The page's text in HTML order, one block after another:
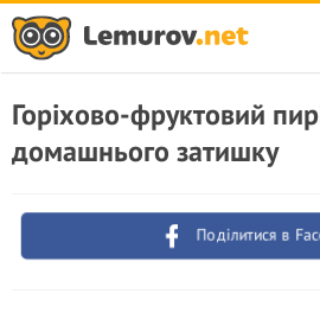
Горіхово-фруктовий
домашнього затишку
Поділитися в